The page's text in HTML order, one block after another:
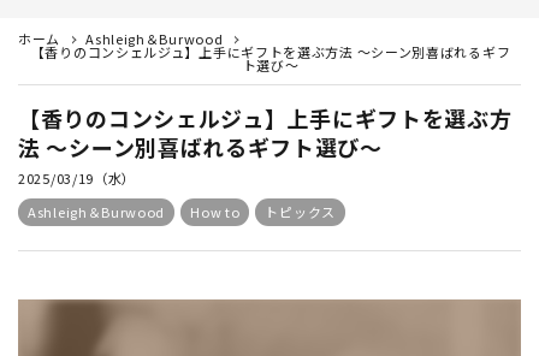
ホーム Ashleigh＆Burwood
【香りのコンシェルジュ】上手にギフトを選ぶ方法 ～シーン別喜ばれるギフ
ト選び～
【香りのコンシェルジュ】上手にギフトを選ぶ方
法 ～シーン別喜ばれるギフト選び～
2025/03/19（水）
Ashleigh＆Burwood
How to トピックス